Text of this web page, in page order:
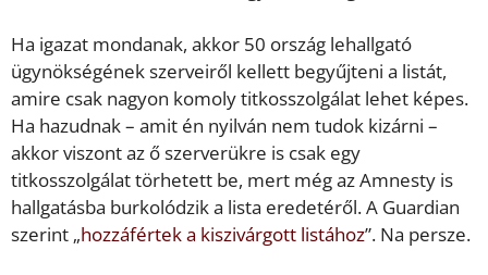
Ha igazat mondanak, akkor 50 ország lehallgató
ügynökségének szerveiről kellett begyűjteni a listát,
amire csak nagyon komoly titkosszolgálat lehet képes.
Ha hazudnak – amit én nyilván nem tudok kizárni –
akkor viszont az ő szerverükre is csak egy
titkosszolgálat törhetett be, mert még az Amnesty is
hallgatásba burkolódzik a lista eredetéről. A Guardian
szerint „hozzáfértek a kiszivárgott listához”. Na persze.